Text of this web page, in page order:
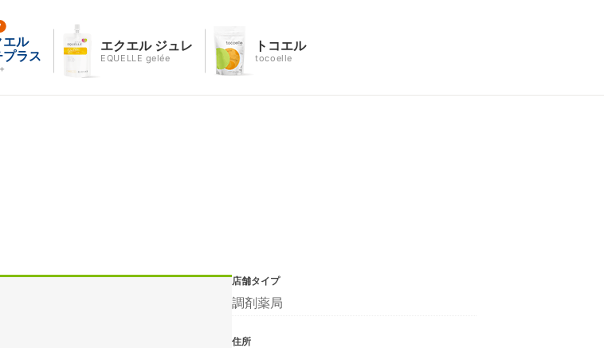
エル
プラス
エクエル ジュレ
EQUELLE gelée
トコエル
tocoelle
店舗タイプ
調剤薬局
住所